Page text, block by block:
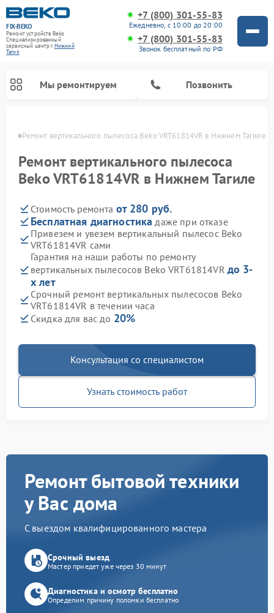
FIX-BEKO
Ремонт устройств Beko
Специализированный
cервисный центр г.Нижний
Тагил
+7 (800) 301-55-83
Ежедневно, с 10:00 до 20:00
+7 (800) 301-55-83
Звонок бесплатный по РФ
Мы ремонтируем Позвонить
Ремонт вертикального пылесоса Beko VRT61814VR в Нижнем Тагиле
Ремонт вертикального пылесоса
Beko VRT61814VR в Нижнем Тагиле
Стоимость ремонта от 280 руб.
Бесплатная диагностика даже при отказе
Привезем и увезем вертикальный пылесос Beko
VRT61814VR сами
Гарантия на наши работы по ремонту
вертикальных пылесосов Beko VRT61814VR до 3-
х лет
Срочный ремонт вертикальных пылесосов Beko
VRT61814VR в течении часа
Скидка для вас до 20%
Консультация со специалистом
Узнать стоимость работ
Ремонт бытовой техники
у Вас дома
С выездом квалифицированного мастера
Срочный выезд
Мастер приедет уже через 30 минут
Диагностика и осмотр бесплатно
Определим причину поломки бесплатно